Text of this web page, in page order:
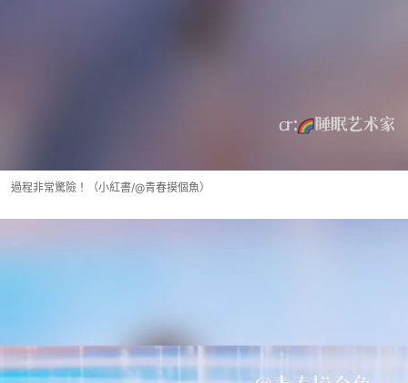
過程非常驚險！（小紅書/@青春摸個魚）